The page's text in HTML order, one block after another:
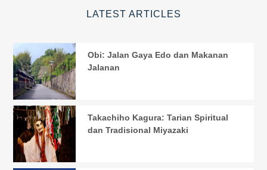
LATEST ARTICLES
Obi: Jalan Gaya Edo dan Makanan
Jalanan
Takachiho Kagura: Tarian Spiritual
dan Tradisional Miyazaki